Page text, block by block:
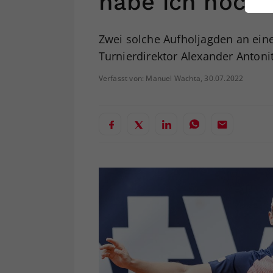
Zwei solche Aufholjagden an
Turnierdirektor Alexander
Verfasst von: Manuel Wachta, 30.07.2022